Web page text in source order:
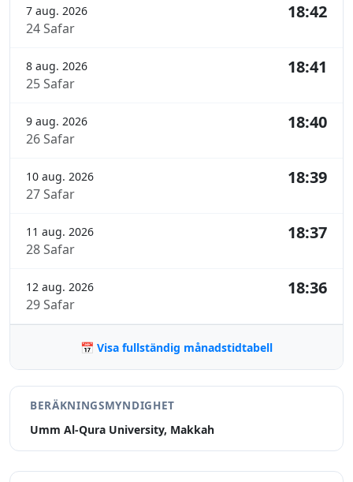
7 aug. 2026
24 Safar
18:42
8 aug. 2026
25 Safar
18:41
9 aug. 2026
26 Safar
18:40
10 aug. 2026
27 Safar
18:39
11 aug. 2026
28 Safar
18:37
12 aug. 2026
29 Safar
18:36
📅 Visa fullständig månadstidtabell
BERÄKNINGSMYNDIGHET
Umm Al-Qura University, Makkah